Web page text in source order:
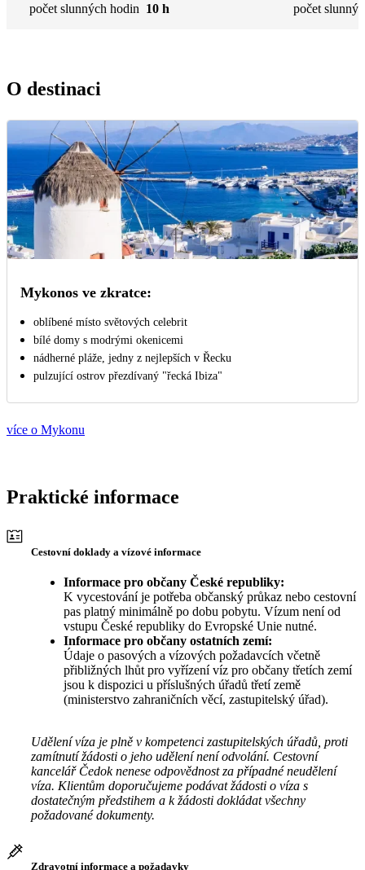
počet slunných hodin 10 h
počet
O destinaci
Mykonos ve zkratce:
oblíbené místo světových celebrit
bílé domy s modrými okenicemi
nádherné pláže, jedny z nejlepších v Řecku
pulzující ostrov přezdívaný "řecká Ibiza"
více o Mykonu
Praktické informace
Cestovní doklady a vízové informace
Informace pro občany České republiky:
K vycestování je potřeba občanský průkaz nebo cestovní
pas platný minimálně po dobu pobytu. Vízum není od
vstupu České republiky do Evropské Unie nutné.
Informace pro občany ostatních zemí:
Údaje o pasových a vízových požadavcích včetně
přibližných lhůt pro vyřízení víz pro občany třetích zemí
jsou k dispozici u příslušných úřadů třetí země
(ministerstvo zahraničních věcí, zastupitelský úřad).
Udělení víza je plně v kompetenci zastupitelských úřadů, proti
zamítnutí žádosti o jeho udělení není odvolání. Cestovní
kancelář Čedok nenese odpovědnost za případné neudělení
víza. Klientům doporučujeme podávat žádosti o víza s
dostatečným předstihem a k žádosti dokládat všechny
požadované dokumenty.
Zdravotní informace a požadavky